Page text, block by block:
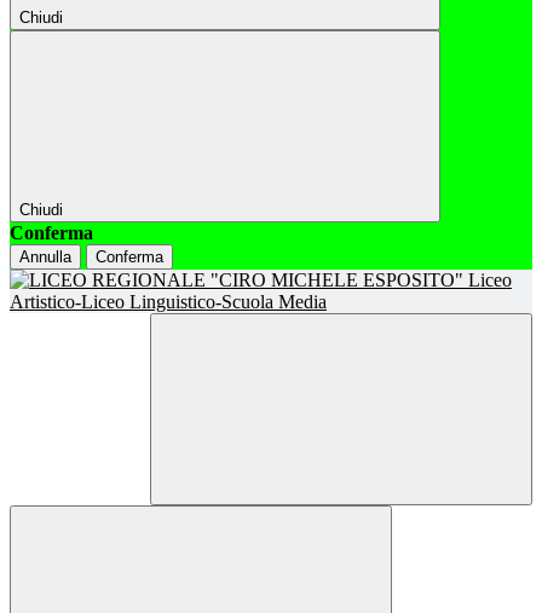
Chiudi
Chiudi
Conferma
Annulla Conferma